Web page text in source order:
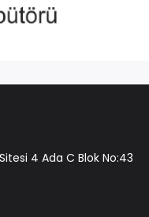
4 Ada C Blok No:43